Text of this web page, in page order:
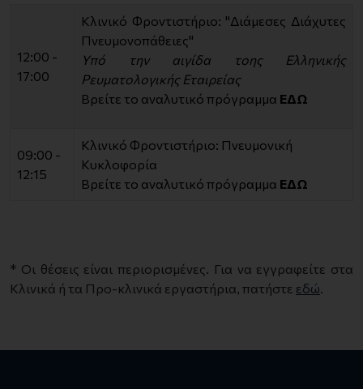
12:00 -
17:00
Κλινικό Φροντιστήριο: "Διάμεσες Διάχυτες
Πνευμονοπάθειες"
Υπό την αιγίδα τοης Ελληνικής
Ρευματολογικής Εταιρείας
Βρείτε το αναλυτικό πρόγραμμα ΕΔΩ
09:00 -
12:15
Κλινικό Φροντιστήριο: Πνευμονική
Κυκλοφορία
Βρείτε το αναλυτικό πρόγραμμα ΕΔΩ
* Οι θέσεις είναι περιορισμένες. Για να εγγραφείτε στα
Κλινικά ή τα Προ-κλινικά εργαστήρια, πατήστε εδώ.